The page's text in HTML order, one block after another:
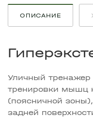
ОПИСАНИЕ
Уличный тренажер
тренировки мышц
(поясничной
задней